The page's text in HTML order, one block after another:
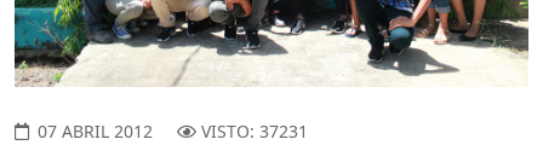
07 ABRIL 2012 VISTO: 37231